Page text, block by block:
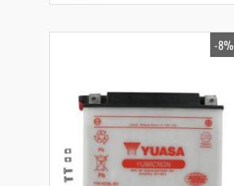
-8%